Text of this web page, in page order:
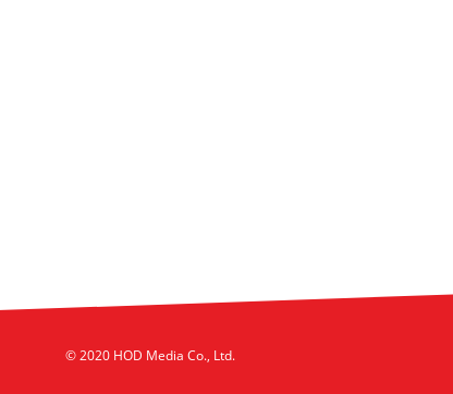
© 2020 HOD Media Co., Ltd.